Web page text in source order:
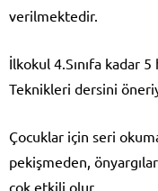
verilmektedir.
İlkokul 4.Sınıfa kadar
Teknikleri dersini
Çocuklar için seri
pekişmeden,
çok etkili olur.